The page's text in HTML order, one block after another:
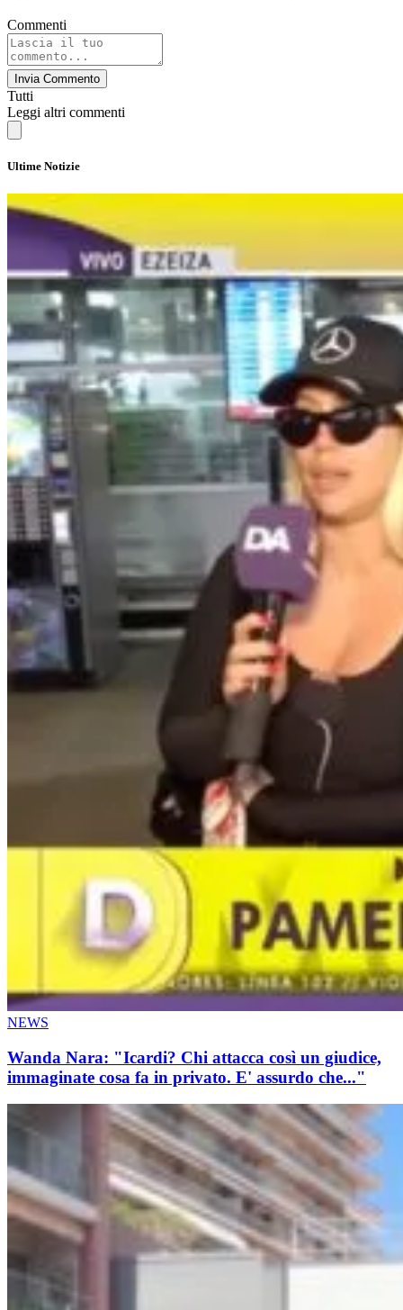
Commenti
Invia Commento
Tutti
Leggi altri commenti
Ultime Notizie
NEWS
Wanda Nara: "Icardi? Chi attacca così un giudice,
immaginate cosa fa in privato. E' assurdo che..."